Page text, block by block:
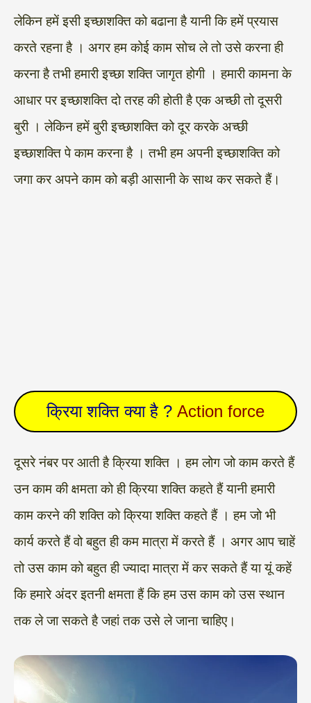
लेकिन हमें इसी इच्छाशक्ति को बढाना है यानी कि हमें प्रयास
करते रहना है । अगर हम कोई काम सोच ले तो उसे करना ही
करना है तभी हमारी इच्छा शक्ति जागृत होगी । हमारी कामना के
आधार पर इच्छाशक्ति दो तरह की होती है एक अच्छी तो दूसरी
बुरी । लेकिन हमें बुरी इच्छाशक्ति को दूर करके अच्छी
इच्छाशक्ति पे काम करना है । तभी हम अपनी इच्छाशक्ति को
जगा कर अपने काम को बड़ी आसानी के साथ कर सकते हैं।
क्रिया शक्ति क्या है ? Action force
दूसरे नंबर पर आती है क्रिया शक्ति । हम लोग जो काम करते हैं
उन काम की क्षमता को ही क्रिया शक्ति कहते हैं यानी हमारी
काम करने की शक्ति को क्रिया शक्ति कहते हैं । हम जो भी
कार्य करते हैं वो बहुत ही कम मात्रा में करते हैं । अगर आप चाहें
तो उस काम को बहुत ही ज्यादा मात्रा में कर सकते हैं या यूं कहें
कि हमारे अंदर इतनी क्षमता हैं कि हम उस काम को उस स्थान
तक ले जा सकते है जहां तक उसे ले जाना चाहिए।